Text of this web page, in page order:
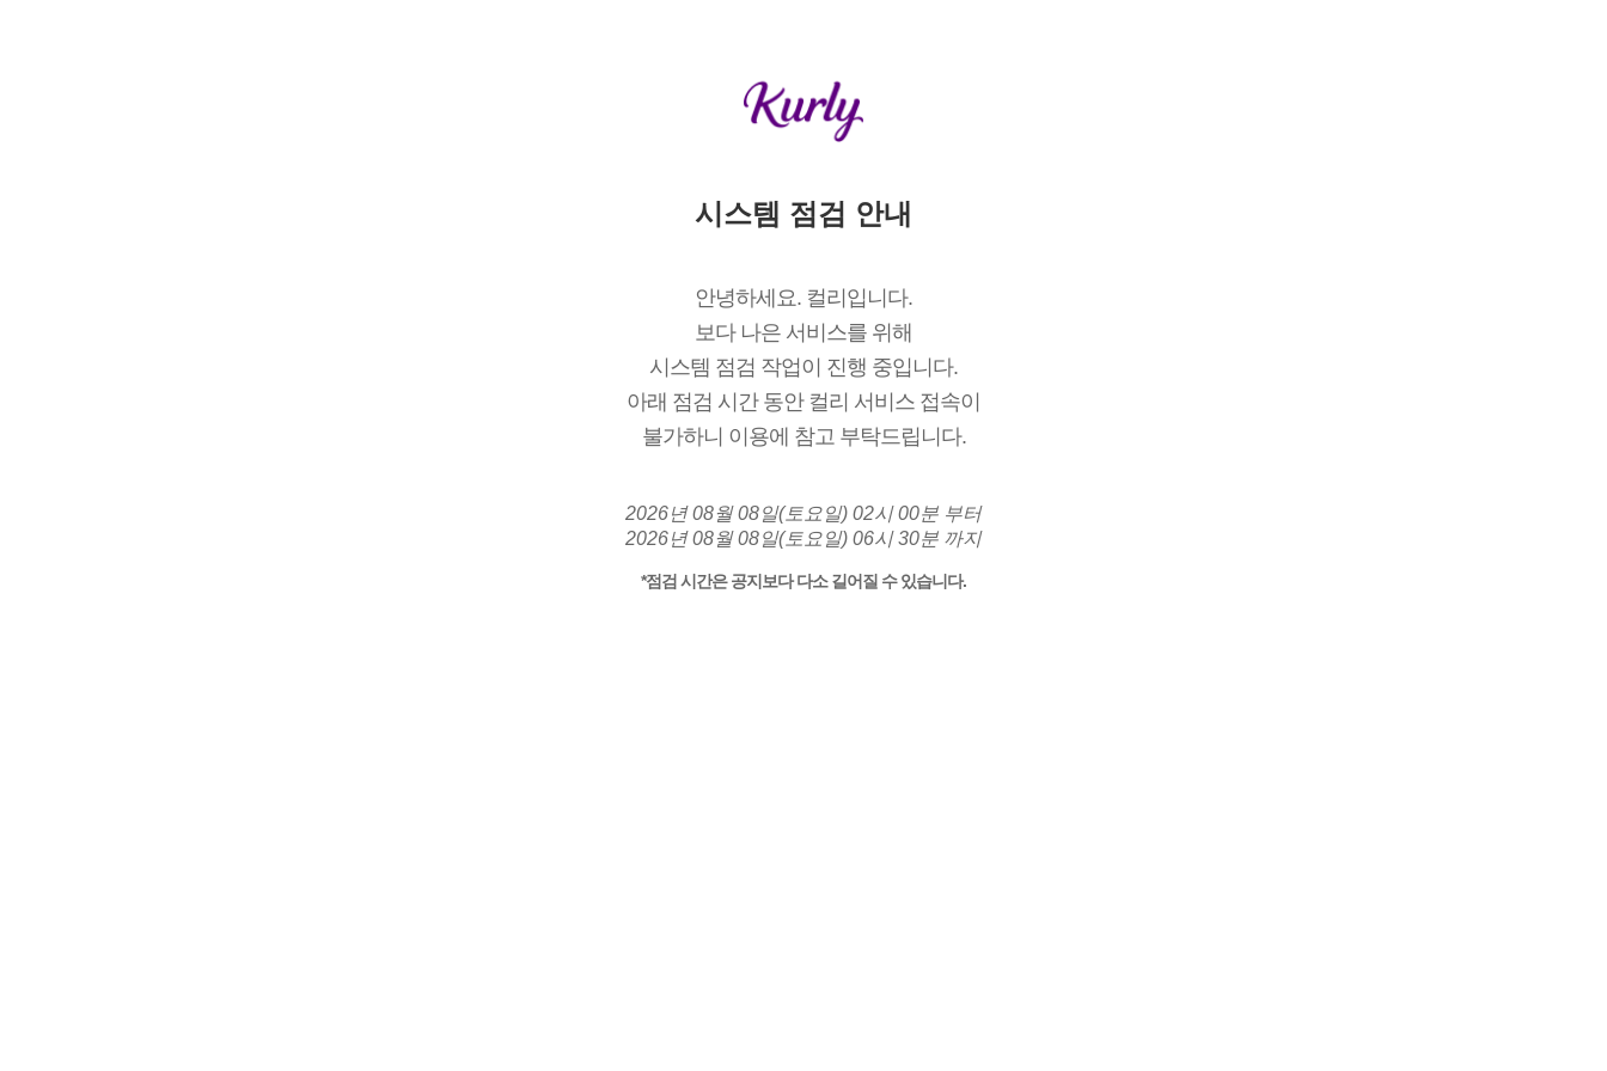
시스템 점검 안내
안녕하세요. 컬리입니다.
보다 나은 서비스를 위해
시스템 점검 작업이 진행 중입니다.
아래 점검 시간 동안 컬리 서비스 접속이
불가하니 이용에 참고 부탁드립니다.
2026년 08월 08일(토요일) 02시 00분 부터
2026년 08월 08일(토요일) 06시 30분 까지
*점검 시간은 공지보다 다소 길어질 수 있습니다.